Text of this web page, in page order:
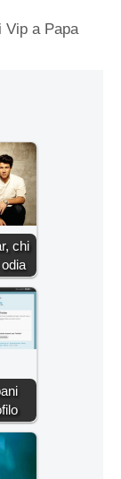
Vip a Papa
chi